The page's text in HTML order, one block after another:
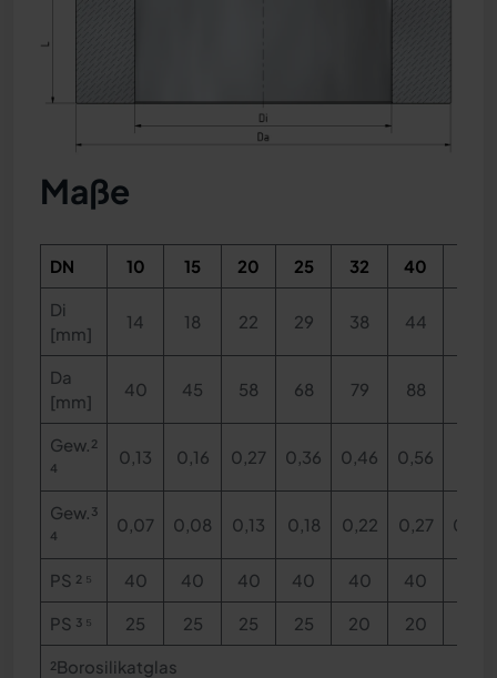
Maße
DN 10 15 20 25 32 40
Di
[mm]
14 18 22 29 38 44
Da
[mm]
40 45 58 68 79 88
Gew.²
⁴
0,13 0,16 0,27 0,36 0,46 0,56
Gew.³
⁴
0,07 0,08 0,13 0,18 0,22 0,27 0,34
PS ² ⁵ 40 40 40 40 40 40
PS ³ ⁵ 25 25 25 25 20 20
²Borosilikatglas